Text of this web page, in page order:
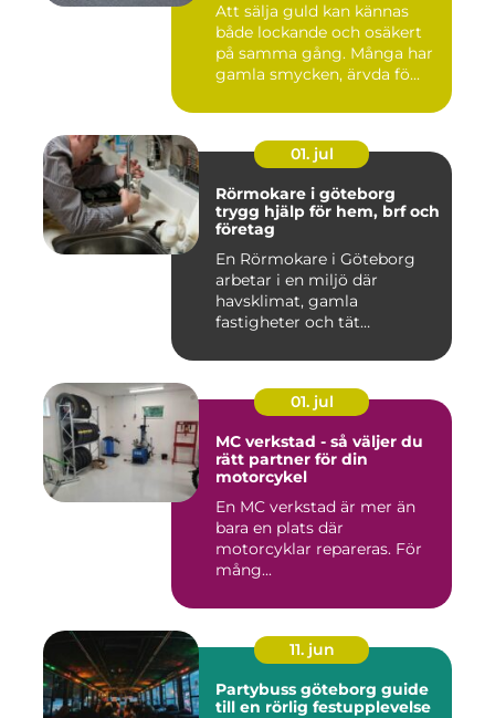
Att sälja guld kan kännas
både lockande och osäkert
på samma gång. Många har
gamla smycken, ärvda fö...
01. jul
Rörmokare i göteborg
trygg hjälp för hem, brf och
företag
En Rörmokare i Göteborg
arbetar i en miljö där
havsklimat, gamla
fastigheter och tät
01. jul
MC verkstad - så väljer du
rätt partner för din
motorcykel
En MC verkstad är mer än
bara en plats där
motorcyklar repareras. För
mång...
11. jun
Partybuss göteborg guide
till en rörlig festupplevelse